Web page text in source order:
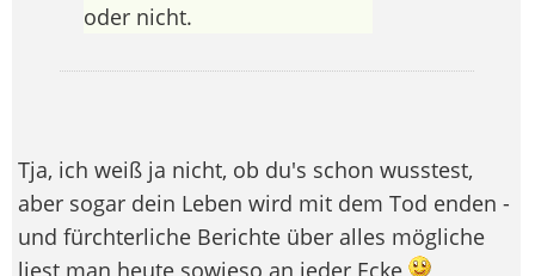
oder nicht.
Tja, ich weiß ja nicht, ob du's schon wusstest,
aber sogar dein Leben wird mit dem Tod enden -
und fürchterliche Berichte über alles mögliche